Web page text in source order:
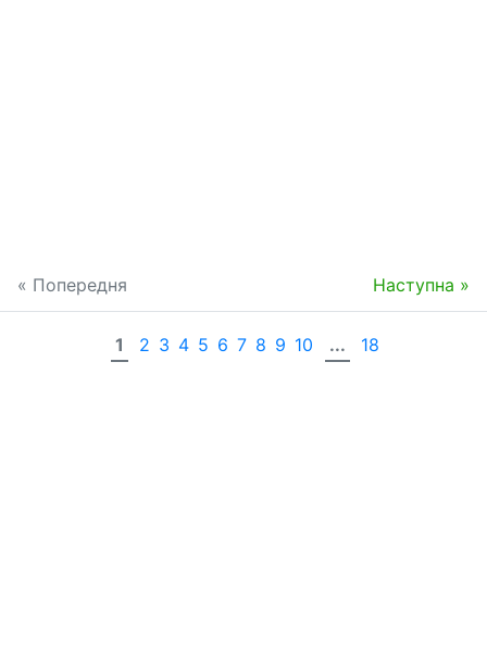
« Попередня Наступна »
1 2 3 4 5 6 7 8 9 10 ... 18